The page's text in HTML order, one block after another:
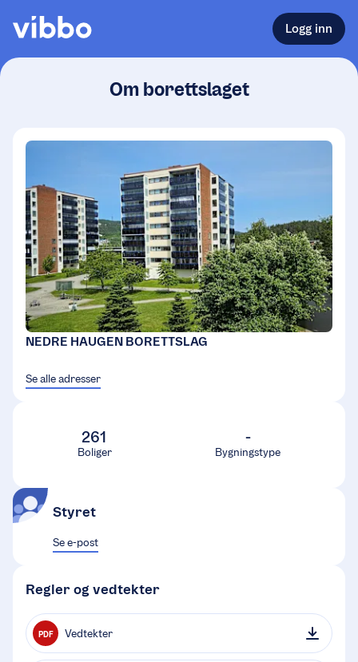
Logg inn
Om borettslaget
NEDRE HAUGEN BORETTSLAG
Se alle adresser
261
Boliger
-
Bygningstype
Styret
Se e-post
Regler og vedtekter
PDF Vedtekter